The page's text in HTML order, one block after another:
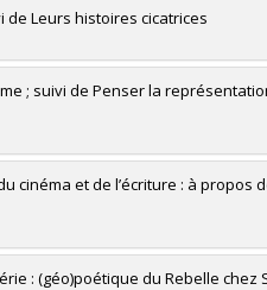
de Leurs histoires cicatrices
; suivi de Penser la
cinéma et de l’écriture : à propos
: (géo)poétique du Rebelle chez